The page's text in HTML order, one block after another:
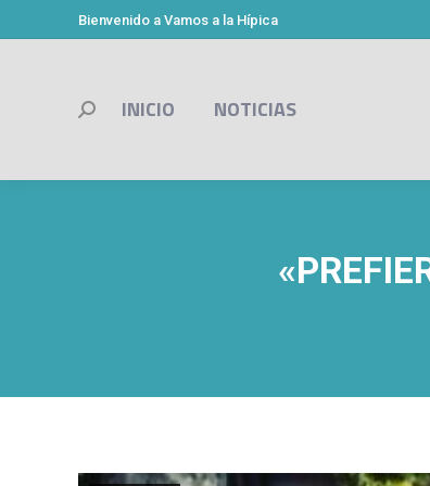
Bienvenido a Vamos a la Hípica
INICIO NOTICIAS
Buscar: